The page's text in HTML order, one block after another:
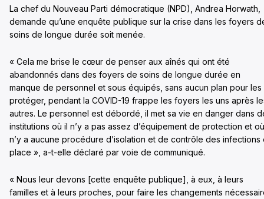
La chef du Nouveau Parti démocratique (NPD), Andrea Horwath,
demande qu’une enquête publique sur la crise dans les foyers
soins de longue durée soit menée.
« Cela me brise le cœur de penser aux aînés qui ont été
abandonnés dans des foyers de soins de longue durée en
manque de personnel et sous équipés, sans aucun plan pour les
protéger, pendant la COVID-19 frappe les foyers les uns après
autres. Le personnel est débordé, il met sa vie en danger dans
institutions où il n’y a pas assez d’équipement de protection et
n’y a aucune procédure d’isolation et de contrôle des infections
place », a-t-elle déclaré par voie de communiqué.
« Nous leur devons [cette enquête publique], à eux, à leurs
familles et à leurs proches, pour faire les changements